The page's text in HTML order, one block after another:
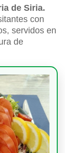
de Siria.
con
servidos en
de